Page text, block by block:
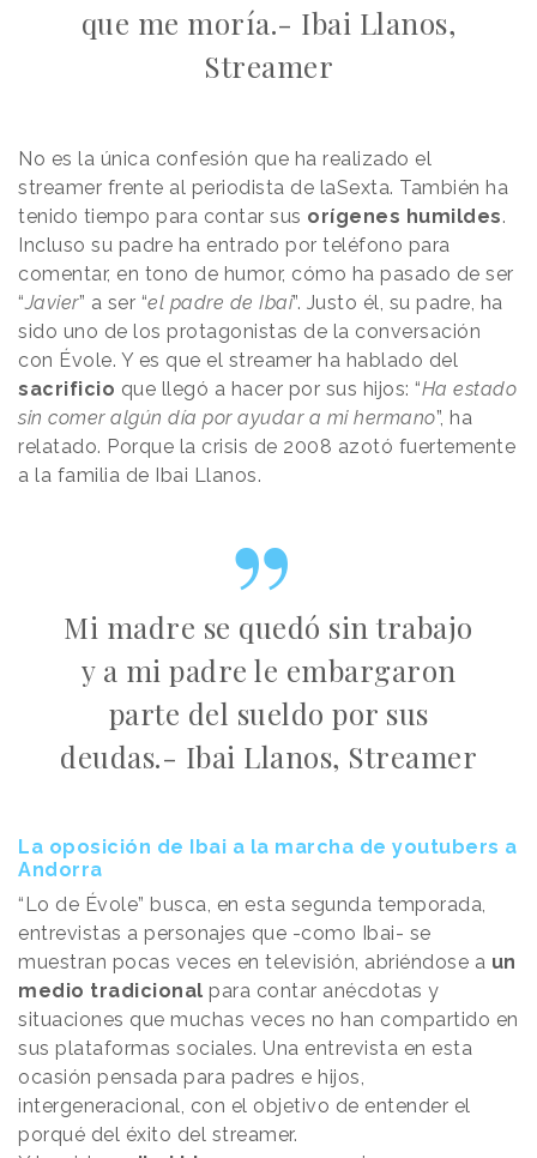
que me moría.- Ibai Llanos,
Streamer
No es la única confesión que ha realizado el
streamer frente al periodista de laSexta. También ha
tenido tiempo para contar sus orígenes humildes.
Incluso su padre ha entrado por teléfono para
comentar, en tono de humor, cómo ha pasado de ser
“Javier” a ser “el padre de Ibai”. Justo él, su padre, ha
sido uno de los protagonistas de la conversación
con Évole. Y es que el streamer ha hablado del
sacrificio que llegó a hacer por sus hijos: “Ha estado
sin comer algún día por ayudar a mi hermano”, ha
relatado. Porque la crisis de 2008 azotó fuertemente
a la familia de Ibai Llanos.
Mi madre se quedó sin trabajo
y a mi padre le embargaron
parte del sueldo por sus
deudas.- Ibai Llanos, Streamer
La oposición de Ibai a la marcha de youtubers a
Andorra
“Lo de Évole” busca, en esta segunda temporada,
entrevistas a personajes que -como Ibai- se
muestran pocas veces en televisión, abriéndose a un
medio tradicional para contar anécdotas y
situaciones que muchas veces no han compartido en
sus plataformas sociales. Una entrevista en esta
ocasión pensada para padres e hijos,
intergeneracional, con el objetivo de entender el
porqué del éxito del streamer.